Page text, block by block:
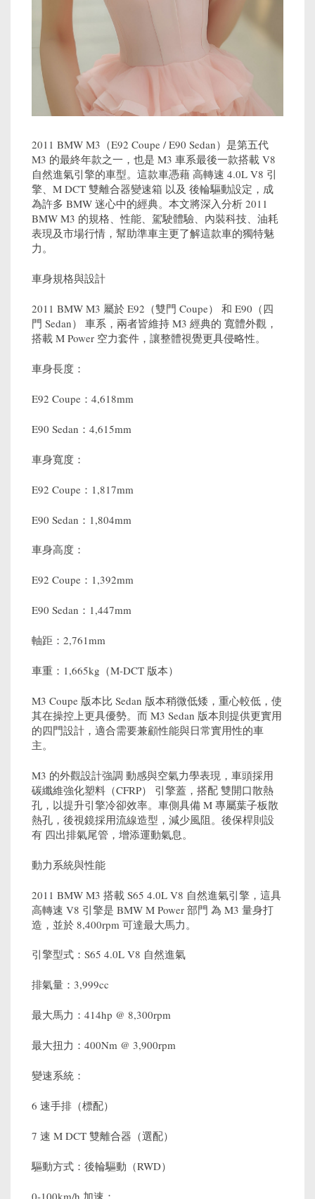
2011 BMW M3（E92 Coupe / E90 Sedan）是第五代
M3 的最終年款之一，也是 M3 車系最後一款搭載 V8
自然進氣引擎的車型。這款車憑藉 高轉速 4.0L V8 引
擎、M DCT 雙離合器變速箱 以及 後輪驅動設定，成
為許多 BMW 迷心中的經典。本文將深入分析 2011
BMW M3 的規格、性能、駕駛體驗、內裝科技、油耗
表現及市場行情，幫助準車主更了解這款車的獨特魅
力。
車身規格與設計
2011 BMW M3 屬於 E92（雙門 Coupe） 和 E90（四
門 Sedan） 車系，兩者皆維持 M3 經典的 寬體外觀，
搭載 M Power 空力套件，讓整體視覺更具侵略性。
車身長度：
E92 Coupe：4,618mm
E90 Sedan：4,615mm
車身寬度：
E92 Coupe：1,817mm
E90 Sedan：1,804mm
車身高度：
E92 Coupe：1,392mm
E90 Sedan：1,447mm
軸距：2,761mm
車重：1,665kg（M-DCT 版本）
M3 Coupe 版本比 Sedan 版本稍微低矮，重心較低，使
其在操控上更具優勢。而 M3 Sedan 版本則提供更實用
的四門設計，適合需要兼顧性能與日常實用性的車
主。
M3 的外觀設計強調 動感與空氣力學表現，車頭採用
碳纖維強化塑料（CFRP） 引擎蓋，搭配 雙開口散熱
孔，以提升引擎冷卻效率。車側具備 M 專屬葉子板散
熱孔，後視鏡採用流線造型，減少風阻。後保桿則設
有 四出排氣尾管，增添運動氣息。
動力系統與性能
2011 BMW M3 搭載 S65 4.0L V8 自然進氣引擎，這具
高轉速 V8 引擎是 BMW M Power 部門 為 M3 量身打
造，並於 8,400rpm 可達最大馬力。
引擎型式：S65 4.0L V8 自然進氣
排氣量：3,999cc
最大馬力：414hp @ 8,300rpm
最大扭力：400Nm @ 3,900rpm
變速系統：
6 速手排（標配）
7 速 M DCT 雙離合器（選配）
驅動方式：後輪驅動（RWD）
0-100km/h 加速：